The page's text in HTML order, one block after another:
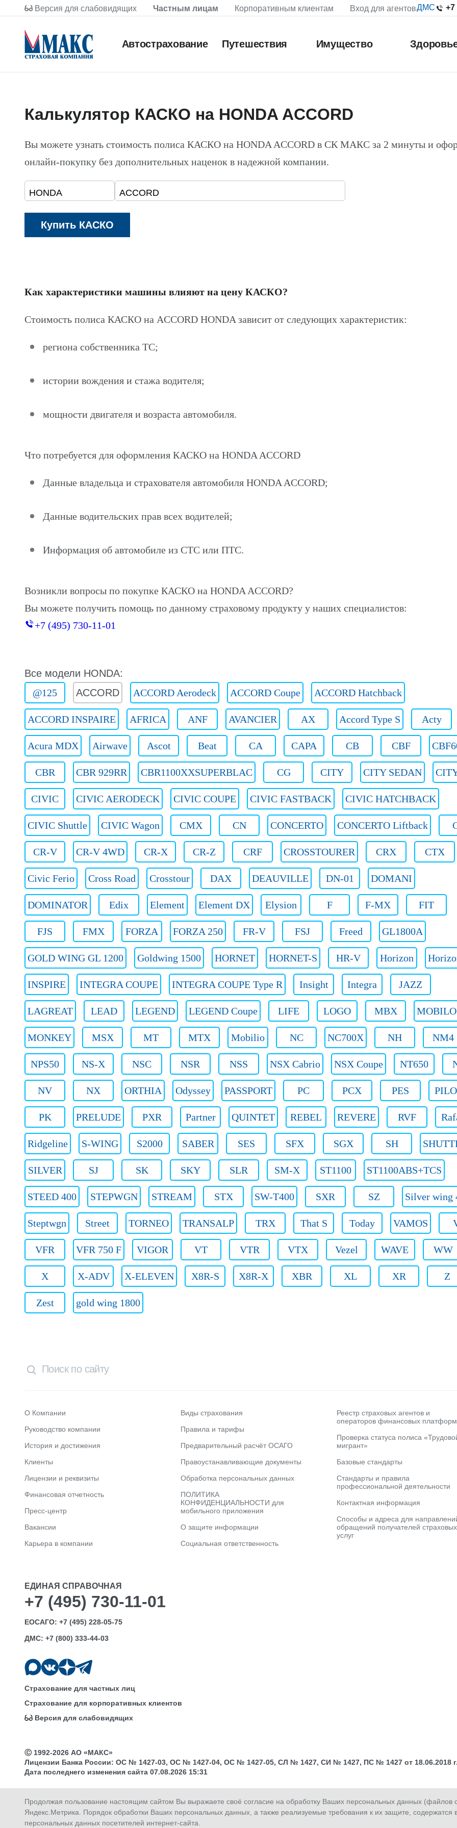
Версия для слабовидящих Частным лицам Корпоративным клиентам Вход для агентовДМС +7
Автострахование Путешествия Имущество
Калькулятор КАСКО на HONDA ACCORD
Вы можете узнать стоимость полиса КАСКО на HONDA ACCORD в СК МАКС за 2 минуты и
онлайн-покупку без дополнительных наценок в надежной компании.
Как характеристики машины влияют на цену КАСКО?
Стоимость полиса КАСКО на ACCORD HONDA зависит от следующих характеристик:
региона собственника ТС;
истории вождения и стажа водителя;
мощности двигателя и возраста автомобиля.
Что потребуется для оформления КАСКО на HONDA ACCORD
Данные владельца и страхователя автомобиля HONDA ACCORD;
Данные водительских прав всех водителей;
Информация об автомобиле из СТС или ПТС.
Возникли вопросы по покупке КАСКО на HONDA ACCORD?
Вы можете получить помощь по данному страховому продукту у наших специалистов:
+7 (495) 730-11-01
Все модели HONDA:
@125
ACCORD ACCORD Aerodeck ACCORD Coupe ACCORD Hatchback
ACCORD INSPAIRE AFRICA ANF AVANCIER AX Accord Type S Acty
Acura MDX Airwave Ascot Beat CA CAPA CB CBF
CBR CBR 929RR CBR1100XXSUPERBLAC CG CITY CITY SEDAN
CIVIC CIVIC AERODECK CIVIC COUPE CIVIC FASTBACK CIVIC HATCHBACK
CIVIC Shuttle CIVIC Wagon CMX CN CONCERTO CONCERTO Liftback
CR-V CR-V 4WD CR-X CR-Z CRF CROSSTOURER CRX CTX
Civic Ferio Cross Road Crosstour DAX DEAUVILLE DN-01 DOMANI
DOMINATOR Edix Element Element DX Elysion F F-MX FIT
FJS FMX FORZA FORZA 250 FR-V FSJ Freed GL1800A
GOLD WING GL 1200 Goldwing 1500 HORNET HORNET-S HR-V Horizon
INSPIRE INTEGRA COUPE INTEGRA COUPE Type R Insight Integra JAZZ
LAGREAT LEAD LEGEND LEGEND Coupe LIFE LOGO MBX MOBILO
MONKEY MSX MT MTX Mobilio NC NC700X NH NM4
NPS50 NS-X NSC NSR NSS NSX Cabrio NSX Coupe NT650
NV NX ORTHIA Odyssey PASSPORT PC PCX PES
PK PRELUDE PXR Partner QUINTET REBEL REVERE RVF
Ridgeline S-WING S2000 SABER SES SFX SGX SH
SILVER SJ SK SKY SLR SM-X ST1100 ST1100ABS+TCS
STEED 400 STEPWGN STREAM STX SW-T400 SXR SZ Silver wing
Steptwgn Street TORNEO TRANSALP TRX That S Today VAMOS
VFR VFR 750 F VIGOR VT VTR VTX Vezel WAVE WW
X X-ADV X-ELEVEN X8R-S X8R-X XBR XL XR Z
Zest gold wing 1800
Продолжая пользование настоящим сайтом Вы выражаете своё согласие на обработку Ваших персональных данных (файлов
Яндекс.Метрика. Порядок обработки Ваших персональных данных, а также реализуемые требования к их защите,
персональных данных посетителей интернет-сайта.
Купить Продлить Оплатить Активировать
Сообщить о
Обратная
О Компании
Руководство компании
История и достижения
Клиенты
Лицензии и реквизиты
Финансовая отчетность
Пресс-центр
Вакансии
Карьера в компании
Виды страхования
Правила и тарифы
Предварительный расчёт ОСАГО
Правоустанавливающие документы
Обработка персональных данных
ПОЛИТИКА
КОНФИДЕНЦИАЛЬНОСТИ для
мобильного приложения
О защите информации
Социальная ответственность
Реестр страховых агентов и
операторов финансовых платформ
Проверка статуса полиса
мигрант»
Базовые стандарты
Стандарты и правила
профессиональной деятельности
Контактная информация
Способы и адреса для
обращений получателей страховых
услуг
ЕДИНАЯ СПРАВОЧНАЯ
+7 (495) 730-11-01
ЕОСАГО: +7 (495) 228-05-75
ДМС: +7 (800) 333-44-03
Страхование для частных лиц
Страхование для корпоративных клиентов
Версия для слабовидящих
Ⓒ 1992-2026 АО «МАКС»
Лицензии Банка России: ОС № 1427-03, ОС № 1427-04, ОС № 1427-05, СЛ № 1427, СИ № 1427, ПС № 1427 от 18.06.2018
Дата последнего изменения сайта 07.08.2026 15:31